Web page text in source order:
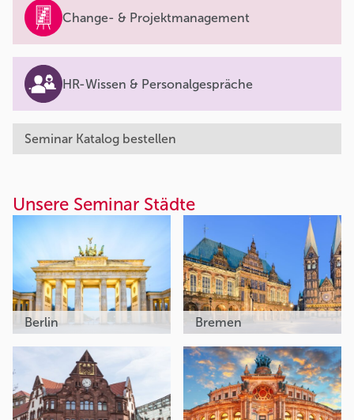
Change- & Projektmanagement
HR-Wissen & Personalgespräche
Seminar Katalog bestellen
Unsere Seminar Städte
Berlin Bremen